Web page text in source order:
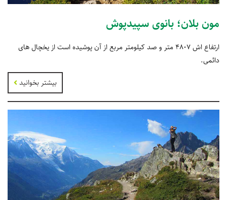
مون بلان؛ بانوی سپیدپوش
ارتفاع اش 4807 متر و صد کیلومتر مربع از آن پوشیده است از یخچال های
دائمی.
بیشتر بخوانید